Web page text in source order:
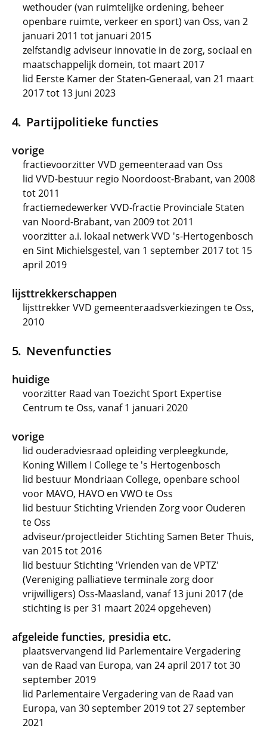
wethouder (van ruimtelijke ordening, beheer
openbare ruimte, verkeer en sport) van Oss, van 2
januari 2011 tot januari 2015
zelfstandig adviseur innovatie in de zorg, sociaal en
maatschappelijk domein, tot maart 2017
lid Eerste Kamer der Staten-Generaal, van 21 maart
2017 tot 13 juni 2023
Partijpolitieke functies
vorige
fractievoorzitter VVD gemeenteraad van Oss
lid VVD-bestuur regio Noordoost-Brabant, van 2008
tot 2011
fractiemedewerker VVD-fractie Provinciale Staten
van Noord-Brabant, van 2009 tot 2011
voorzitter a.i. lokaal netwerk VVD 's-Hertogenbosch
en Sint Michielsgestel, van 1 september 2017 tot 15
april 2019
lijsttrekkerschappen
lijsttrekker VVD gemeenteraadsverkiezingen te Oss,
2010
Nevenfuncties
huidige
voorzitter Raad van Toezicht Sport Expertise
Centrum te Oss, vanaf 1 januari 2020
vorige
lid ouderadviesraad opleiding verpleegkunde,
Koning Willem I College te 's Hertogenbosch
lid bestuur Mondriaan College, openbare school
voor MAVO, HAVO en VWO te Oss
lid bestuur Stichting Vrienden Zorg voor Ouderen
te Oss
adviseur/projectleider Stichting Samen Beter Thuis,
van 2015 tot 2016
lid bestuur Stichting 'Vrienden van de VPTZ'
(Vereniging palliatieve terminale zorg door
vrijwilligers) Oss-Maasland, vanaf 13 juni 2017 (de
stichting is per 31 maart 2024 opgeheven)
afgeleide functies, presidia etc.
plaatsvervangend lid Parlementaire Vergadering
van de Raad van Europa, van 24 april 2017 tot 30
september 2019
lid Parlementaire Vergadering van de Raad van
Europa, van 30 september 2019 tot 27 september
2021